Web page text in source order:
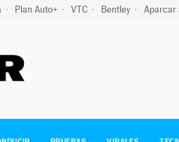
Plan Auto+ VTC Bentley Aparcar